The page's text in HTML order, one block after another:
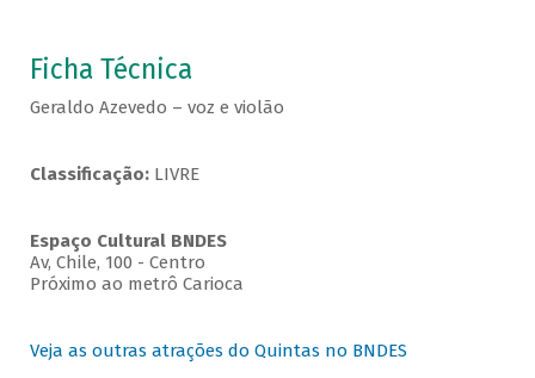
Ficha Técnica
Geraldo Azevedo – voz e violão
Classificação: LIVRE
Espaço Cultural BNDES
Av, Chile, 100 - Centro
Próximo ao metrô Carioca
Veja as outras atrações do Quintas no BNDES